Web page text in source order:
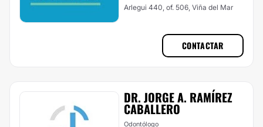
Arlegui 440, of. 506, Viña del Mar
CONTACTAR
DR. JORGE A. RAMÍREZ
CABALLERO
Odontólogo